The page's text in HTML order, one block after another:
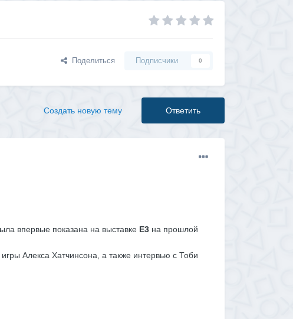
Поделиться Подписчики 0
Ответить
Создать новую тему
впервые показана на выставке E3на прошлой
Алекса Хатчинсона, а также интервью с Тоби